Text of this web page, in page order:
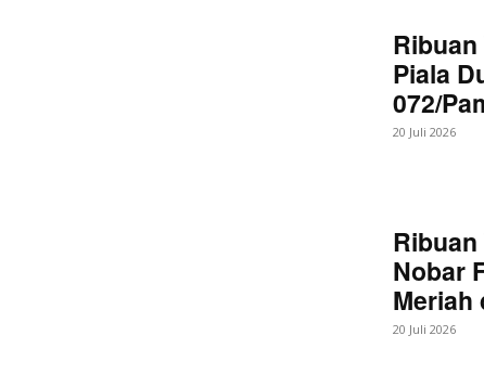
Piala
072/
20 Juli 2026
Nobar
Meriah
20 Juli 2026